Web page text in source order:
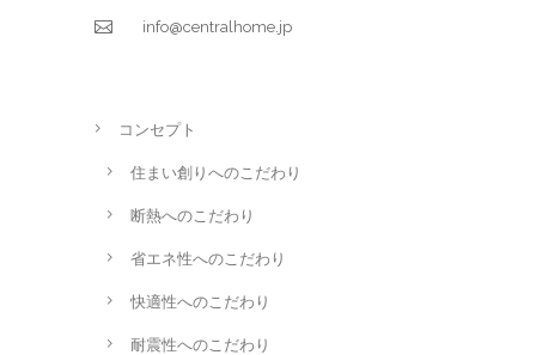
info@centralhome.jp
コンセプト
住まい創りへのこだわり
断熱へのこだわり
省エネ性へのこだわり
快適性へのこだわり
耐震性へのこだわり